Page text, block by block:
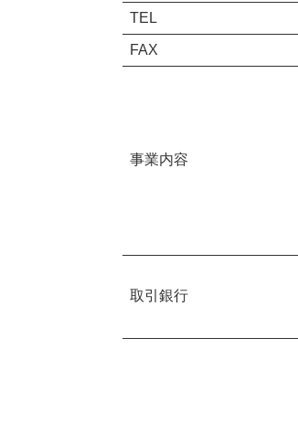
TEL
FAX
事業内容
取引銀行